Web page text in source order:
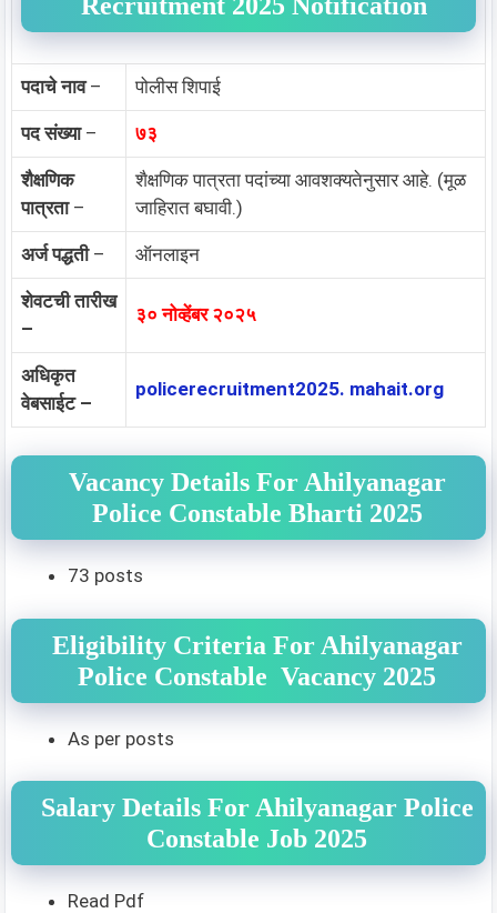
पदाचे नाव– पोलीस शिपाई
पद संख्या– ७३
शैक्षणिक
पात्रता–
शैक्षणिक पात्रता पदांच्या आवशक्यतेनुसार आहे. (मूळ
जाहिरात बघावी.)
अर्ज पद्धती– ऑनलाइन
शेवटची तारीख
–
३० नोव्हेंबर २०२५
अधिकृत
वेबसाईट –
policerecruitment2025. mahait.org
Vacancy Details For Ahilyanagar
Police Constable Bharti 2025
73 posts
Eligibility Criteria For Ahilyanagar
Police Constable Vacancy 2025
As per posts
Salary Details For Ahilyanagar Police
Constable Job 2025
Read Pdf